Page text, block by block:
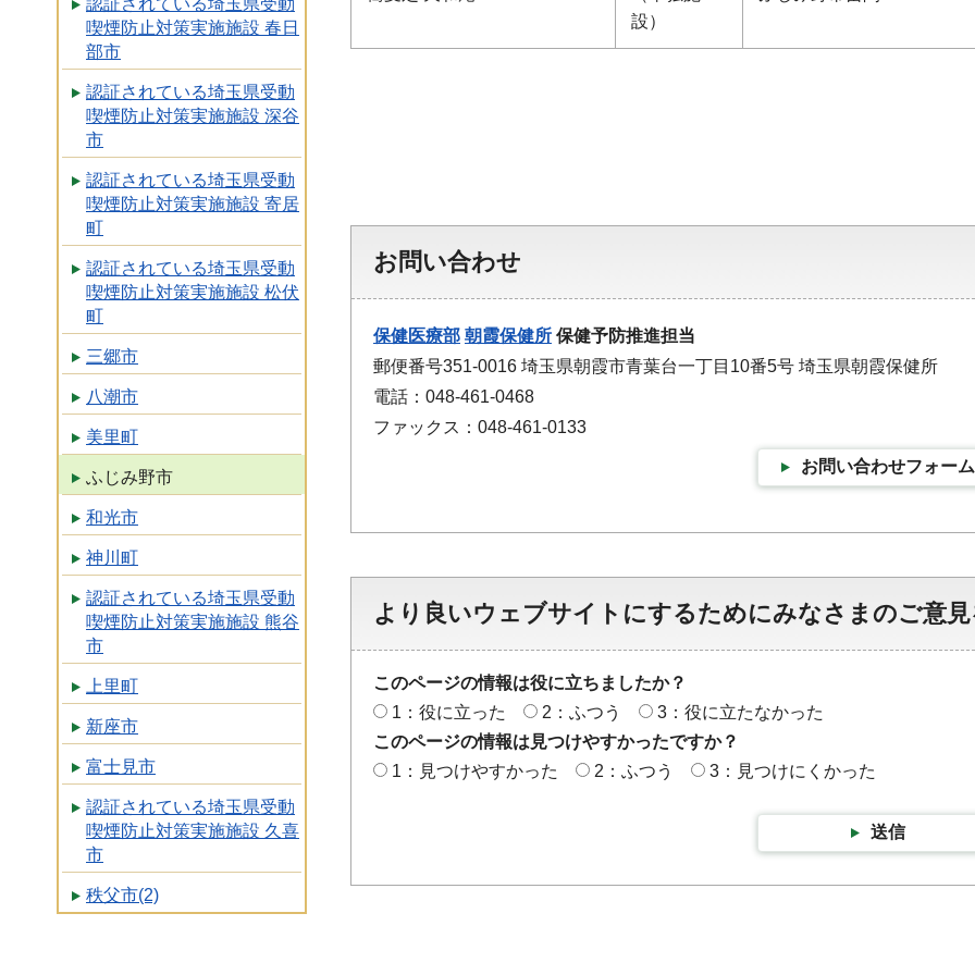
認証されている埼玉県受動
喫煙防止対策実施施設 春日
部市
認証されている埼玉県受動
喫煙防止対策実施施設 深谷
市
認証されている埼玉県受動
喫煙防止対策実施施設 寄居
町
認証されている埼玉県受動
喫煙防止対策実施施設 松伏
町
三郷市
八潮市
美里町
ふじみ野市
和光市
神川町
認証されている埼玉県受動
喫煙防止対策実施施設 熊谷
市
上里町
新座市
富士見市
認証されている埼玉県受動
喫煙防止対策実施施設 久喜
市
秩父市(2)
設）
お問い合わせ
保健医療部 朝霞保健所 保健予防推進担当
郵便番号351-0016 埼玉県朝霞市青葉台一丁目10番5号 埼玉県朝霞保健所
電話：048-461-0468
ファックス：048-461-0133
お問い合わせフォーム
より良いウェブサイトにするためにみなさまのご意
このページの情報は役に立ちましたか？
1：役に立った
2：ふつう
3：役に立たなかった
このページの情報は見つけやすかったですか？
1：見つけやすかった
2：ふつう 3：見つけにくかった
送信